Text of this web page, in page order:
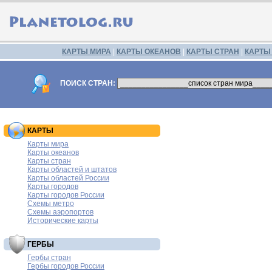
КАРТЫ МИРА КАРТЫ ОКЕАНОВ КАРТЫ СТРАН
ПОИСК СТРАН:
КАРТЫ
Карты мира
Карты океанов
Карты стран
Карты областей и штатов
Карты областей России
Карты городов
Карты городов России
Схемы метро
Схемы аэропортов
Исторические карты
ГЕРБЫ
Гербы стран
Гербы городов России